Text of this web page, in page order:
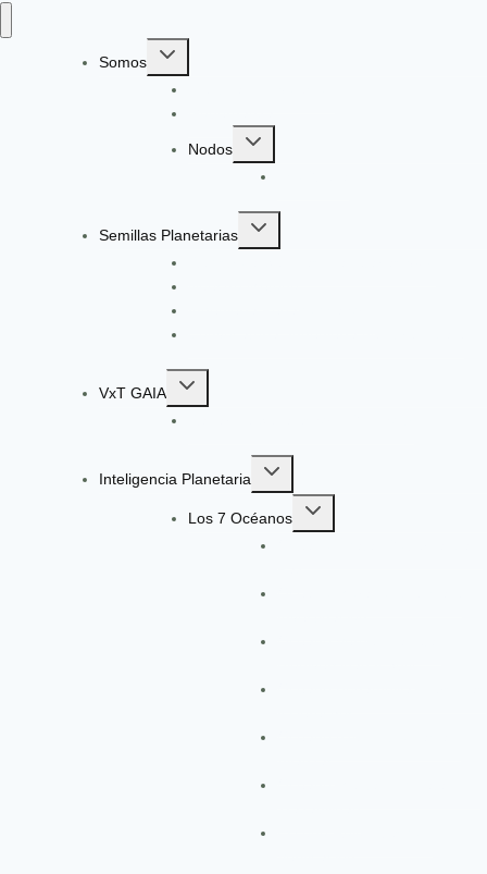
Somos
Toggle
child
menu
Nodos
Toggle
child
menu
Semillas Planetarias
Toggle
child
VxT GAIA
Toggle
child
menu
Inteligencia Planetaria
Toggle
child
Los 7 Océanos
Toggle
child